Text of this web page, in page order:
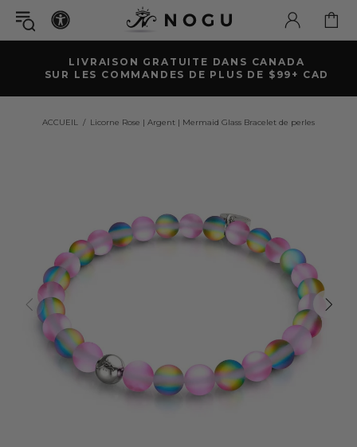
EXPÉDITION RAPIDE | RETOURS GRATUITS
GARANTIE À VIE
ACCUEIL Licorne Rose | Argent | Mermaid Glass Bracelet de perles